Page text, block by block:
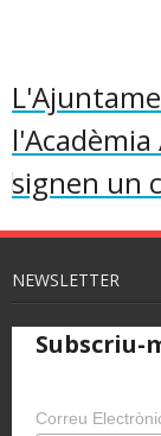
signen un
NEWSLETTER
Subscriu-
Correu